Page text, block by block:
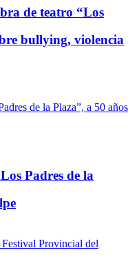
de teatro “Los
bullying, violencia
Padres de la